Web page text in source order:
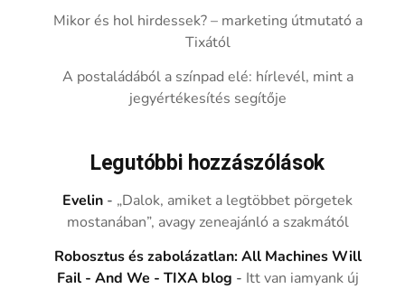
Mikor és hol hirdessek? – marketing útmutató a
Tixától
A postaládából a színpad elé: hírlevél, mint a
jegyértékesítés segítője
Legutóbbi hozzászólások
Evelin - „Dalok, amiket a legtöbbet pörgetek
mostanában”, avagy zeneajánló a szakmától
Robosztus és zabolázatlan: All Machines Will
Fail - And We - TIXA blog - Itt van iamyank új